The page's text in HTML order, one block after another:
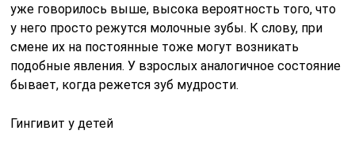
уже говорилось выше, высока вероятность того, что
у него просто режутся молочные зубы. К слову, при
смене их на постоянные тоже могут возникать
подобные явления. У взрослых аналогичное состояние
бывает, когда режется зуб мудрости.
Гингивит у детей